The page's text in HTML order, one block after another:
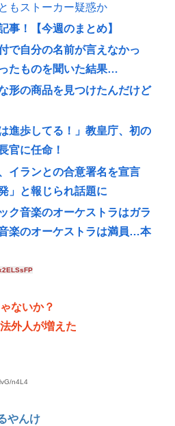
もストーカー疑惑か
事！【今週のまとめ】
で自分の名前が言えなかっ
たものを聞いた結果…
形の商品を見つけたんだけど
進歩してる！」教皇庁、初の
官に任命！
イランとの合意署名を宣言
」と報じられ話題に
ク音楽のオーケストラはガラ
楽のオーケストラは満員…本
さんたった2回のスパロボ参戦
の高1JK、発見される
ー4の最終メンバーとかいう最
バンドを官邸に招き、自身の
ないか？
外人が増えた
n4L4
やんけ